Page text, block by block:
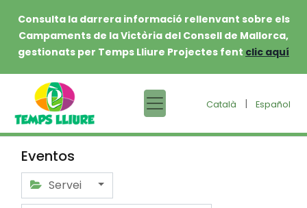
Consulta la darrera informació rellenvant sobre els
Campaments de la Victòria del Consell de Mallorca,
gestionats per Temps Lliure Projectes fent clic aquí
Català | Español
Eventos
Servei